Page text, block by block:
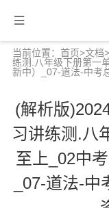
当前位置： 首页>文档
练测.八年级下册第一
新中）_07-道法-中考
(解析版
习讲练测.八
至上_02中
_07-道法-